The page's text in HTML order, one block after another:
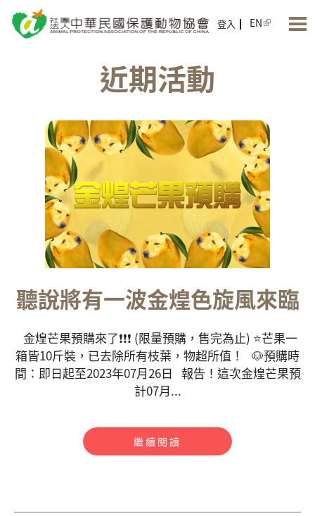
登入 EN
近期活動
聽說將有一波金煌色旋風來臨
金煌芒果預購來了❗❗❗ (限量預購，售完為止) ⭐芒果一
箱皆10斤裝，已去除所有枝葉，物超所值！ 🐶預購時
間：即日起至2023年07月26日 報告！這次金煌芒果預
計07月...
繼續閱讀